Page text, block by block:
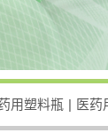
用塑料瓶 | 医药